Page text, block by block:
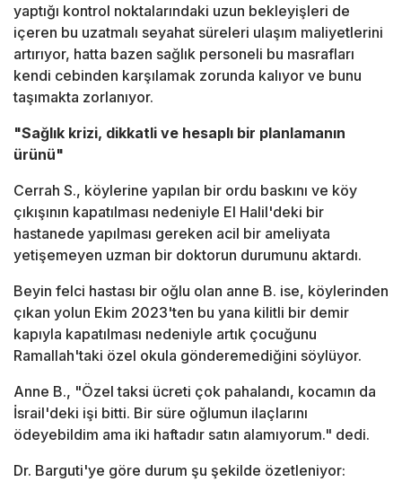
yaptığı kontrol noktalarındaki uzun bekleyişleri de
içeren bu uzatmalı seyahat süreleri ulaşım maliyetlerini
artırıyor, hatta bazen sağlık personeli bu masrafları
kendi cebinden karşılamak zorunda kalıyor ve bunu
taşımakta zorlanıyor.
"Sağlık krizi, dikkatli ve hesaplı bir planlamanın
ürünü"
Cerrah S., köylerine yapılan bir ordu baskını ve köy
çıkışının kapatılması nedeniyle El Halil'deki bir
hastanede yapılması gereken acil bir ameliyata
yetişemeyen uzman bir doktorun durumunu aktardı.
Beyin felci hastası bir oğlu olan anne B. ise, köylerinden
çıkan yolun Ekim 2023'ten bu yana kilitli bir demir
kapıyla kapatılması nedeniyle artık çocuğunu
Ramallah'taki özel okula gönderemediğini söylüyor.
Anne B., "Özel taksi ücreti çok pahalandı, kocamın da
İsrail'deki işi bitti. Bir süre oğlumun ilaçlarını
ödeyebildim ama iki haftadır satın alamıyorum." dedi.
Dr. Barguti'ye göre durum şu şekilde özetleniyor: